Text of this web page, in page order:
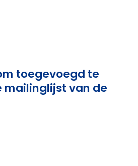
toegevoegd te
mailinglijst van de